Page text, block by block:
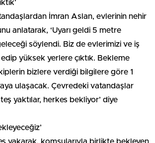
İmran Aslan, evlerinin nehir
anlatarak, ‘Uyarı geldi 5 metre
söylendi. Biz de evlerimizi ve iş
yüksek yerlere çıktık. Bekleme
bizlere verdiği bilgilere göre 1
ulaşacak. Çevredeki vatandaşlar
yaktılar, herkes bekliyor’ diye